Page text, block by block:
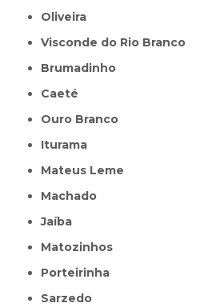
Oliveira
Visconde do Rio Branco
Brumadinho
Caeté
Ouro Branco
Iturama
Mateus Leme
Machado
Jaíba
Matozinhos
Porteirinha
Sarzedo